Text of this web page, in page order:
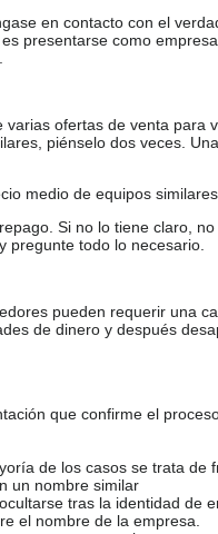
en contacto con el
presentarse como
ofertas de venta
piénselo dos veces.
medio de equipos similares.
Si no lo tiene claro,
pregunte todo lo necesario.
pueden requerir una
de dinero y después
que confirme el
de los casos se trata de
un nombre similar
tras la identidad de
el nombre de la empresa.